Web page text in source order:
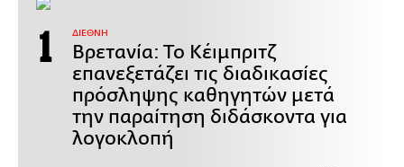
ΔΙΕΘΝΗ
Βρετανία: Το Κέιμπριτζ
επανεξετάζει τις διαδικασίες
πρόσληψης καθηγητών μετά
την παραίτηση διδάσκοντα για
λογοκλοπή